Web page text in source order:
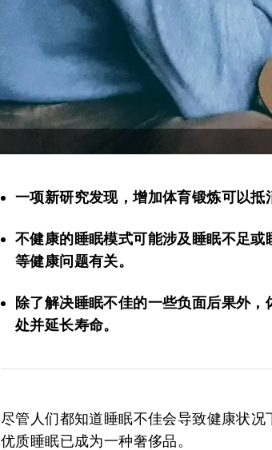
一项新研究发现，增加体育锻炼可以
不健康的睡眠模式可能涉及睡眠不足
等健康问题有关。
除了解决睡眠不佳的一些负面后果外
处并延长寿命。
尽管人们都知道睡眠不佳会导致健康状
优质睡眠已成为一种奢侈品。